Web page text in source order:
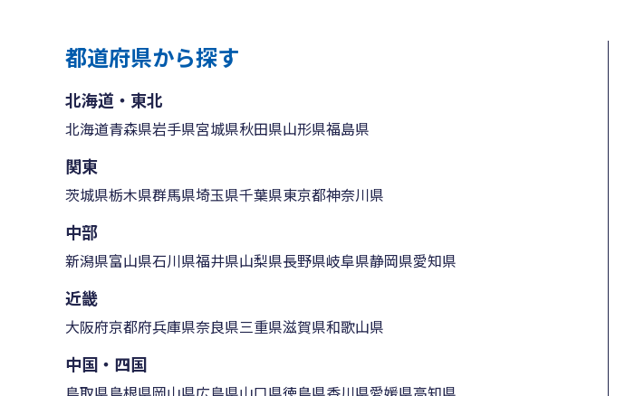
都道府県から探す
北海道・東北
北海道青森県岩手県宮城県秋田県山形県福島県
関東
茨城県栃木県群馬県埼玉県千葉県東京都神奈川県
中部
新潟県富山県石川県福井県山梨県長野県岐阜県静岡県愛知県
近畿
大阪府京都府兵庫県奈良県三重県滋賀県和歌山県
中国・四国